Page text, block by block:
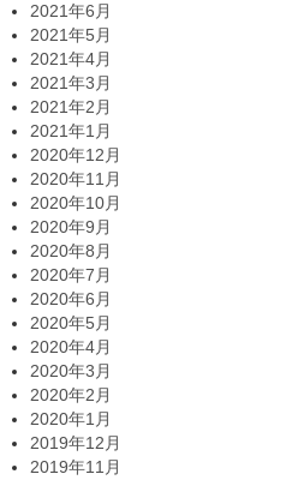
2021年6月
2021年5月
2021年4月
2021年3月
2021年2月
2021年1月
2020年12月
2020年11月
2020年10月
2020年9月
2020年8月
2020年7月
2020年6月
2020年5月
2020年4月
2020年3月
2020年2月
2020年1月
2019年12月
2019年11月